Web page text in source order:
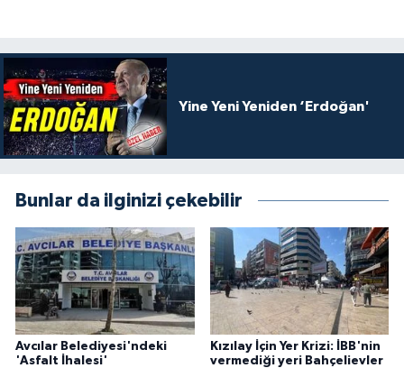
Yine Yeni Yeniden ‘Erdoğan'
Bunlar da ilginizi çekebilir
Avcılar Belediyesi'ndeki
'Asfalt İhalesi'
Kızılay İçin Yer Krizi: İBB'nin
vermediği yeri Bahçelievler